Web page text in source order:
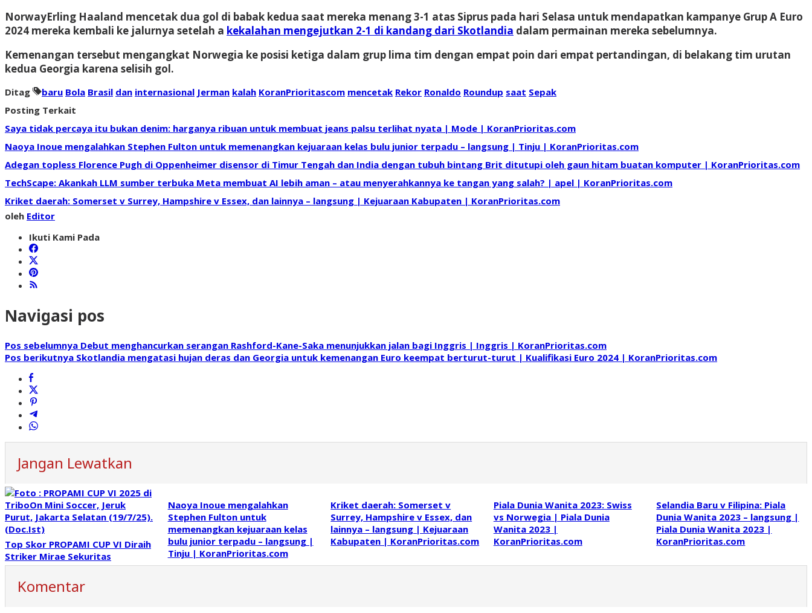
NorwayErling Haaland mencetak dua gol di babak kedua saat mereka menang 3-1 atas Siprus pada hari Selasa untuk mendapatkan kampanye Grup A Euro
2024 mereka kembali ke jalurnya setelah a kekalahan mengejutkan 2-1 di kandang dari Skotlandia dalam permainan mereka sebelumnya.
Kemenangan tersebut mengangkat Norwegia ke posisi ketiga dalam grup lima tim dengan empat poin dari empat pertandingan, di belakang tim urutan
kedua Georgia karena selisih gol.
Ditag baru Bola Brasil dan internasional Jerman kalah KoranPrioritascom mencetak Rekor Ronaldo Roundup saat Sepak
Posting Terkait
Saya tidak percaya itu bukan denim: harganya ribuan untuk membuat jeans palsu terlihat nyata | Mode | KoranPrioritas.com
Naoya Inoue mengalahkan Stephen Fulton untuk memenangkan kejuaraan kelas bulu junior terpadu – langsung | Tinju | KoranPrioritas.com
Adegan topless Florence Pugh di Oppenheimer disensor di Timur Tengah dan India dengan tubuh bintang Brit ditutupi oleh gaun hitam buatan komputer | KoranPrioritas.com
TechScape: Akankah LLM sumber terbuka Meta membuat AI lebih aman – atau menyerahkannya ke tangan yang salah? | apel | KoranPrioritas.com
Kriket daerah: Somerset v Surrey, Hampshire v Essex, dan lainnya – langsung | Kejuaraan Kabupaten | KoranPrioritas.com
oleh Editor
Ikuti Kami Pada
Navigasi pos
Pos sebelumnya Debut menghancurkan serangan Rashford-Kane-Saka menunjukkan jalan bagi Inggris | Inggris | KoranPrioritas.com
Pos berikutnya Skotlandia mengatasi hujan deras dan Georgia untuk kemenangan Euro keempat berturut-turut | Kualifikasi Euro 2024 | KoranPrioritas.com
Jangan Lewatkan
Top Skor PROPAMI CUP VI Diraih
Striker Mirae Sekuritas
Naoya Inoue mengalahkan
Stephen Fulton untuk
memenangkan kejuaraan kelas
bulu junior terpadu – langsung |
Tinju | KoranPrioritas.com
Kriket daerah: Somerset v
Surrey, Hampshire v Essex, dan
lainnya – langsung | Kejuaraan
Kabupaten | KoranPrioritas.com
Piala Dunia Wanita 2023: Swiss
vs Norwegia | Piala Dunia
Wanita 2023 |
KoranPrioritas.com
Selandia Baru v Filipina: Piala
Dunia Wanita 2023 – langsung |
Piala Dunia Wanita 2023 |
KoranPrioritas.com
Komentar